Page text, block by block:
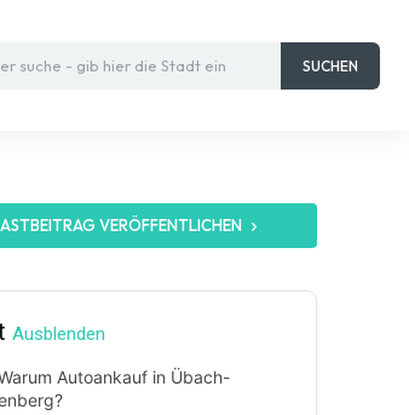
suche - gib hier die Stadt ein SUCHEN
VERÖFFENTLICHEN
Ausblenden
Autoankauf in Übach-